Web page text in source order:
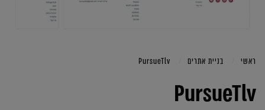
ראשי בניית אתרים PursueTlv
PursueTlv